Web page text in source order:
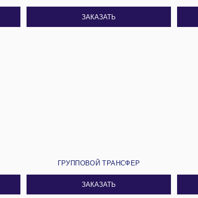
ЗАКАЗАТЬ
ГРУППОВОЙ ТРАНСФЕР
ЗАКАЗАТЬ